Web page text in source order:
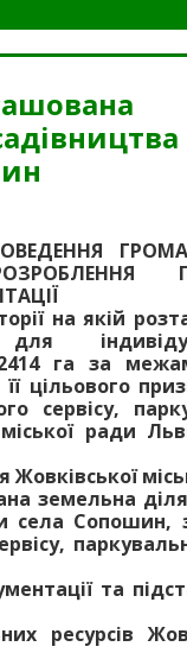
на якій
га за
цільового
сервісу,
ради
земельна
села Сопошин,
та
ресурсів